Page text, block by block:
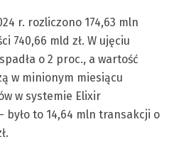
r. rozliczono 174,63 mln
740,66 mld zł. W ujęciu
o 2 proc., a wartość
w minionym miesiącu
w systemie Elixir
było to 14,64 mln transakcji o